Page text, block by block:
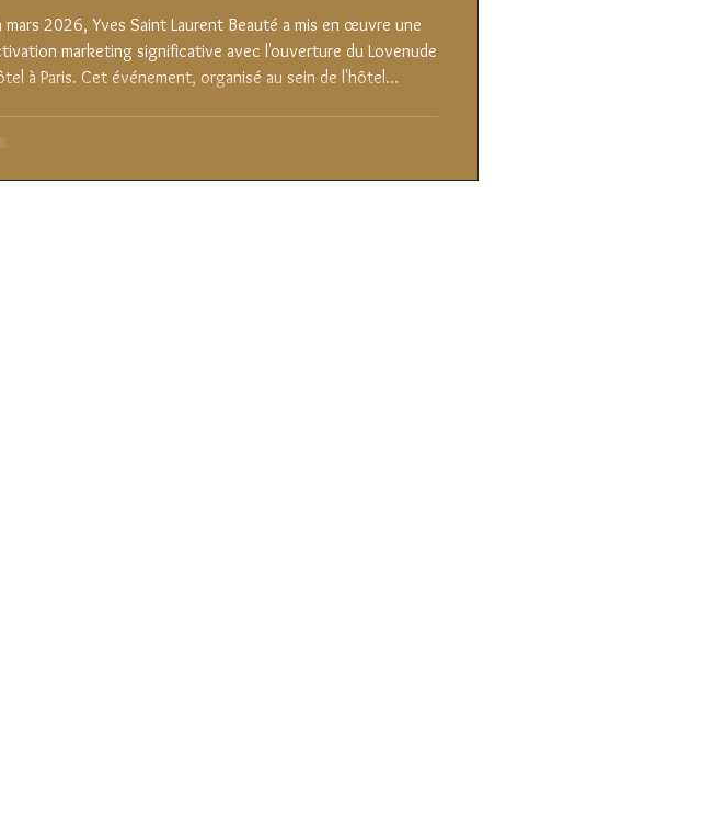
mars 2026, Yves Saint Laurent Beauté a mis en œuvre une
marketing significative avec l'ouverture du Lovenude
à Paris. Cet événement, organisé au sein de l'hôtel